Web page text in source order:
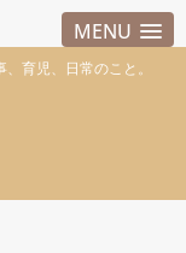
MENU
育児、日常のこと。